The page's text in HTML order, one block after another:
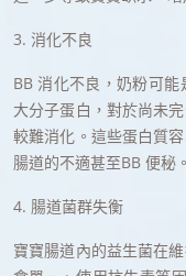
3. 消化不良
BB 消化不良，奶粉可
大分子蛋白，對於尚未
較難消化。這些蛋白質
腸道的不適甚至BB 便秘。
4. 腸道菌群失衡
寶寶腸道內的益生菌在